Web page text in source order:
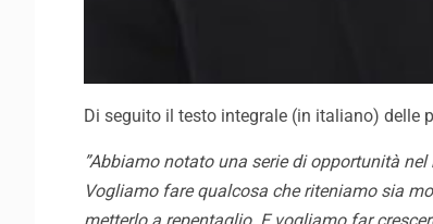
Di seguito il testo integrale (in italiano) delle
”Abbiamo notato una serie di opportunità
Vogliamo fare qualcosa che riteniamo sia